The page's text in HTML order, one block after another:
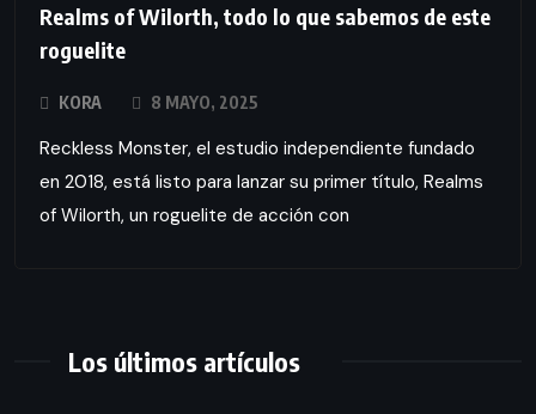
Realms of Wilorth, todo lo que sabemos de este
roguelite
KORA 8 MAYO, 2025
Reckless Monster, el estudio independiente fundado
en 2018, está listo para lanzar su primer título, Realms
of Wilorth, un roguelite de acción con
Los últimos artículos